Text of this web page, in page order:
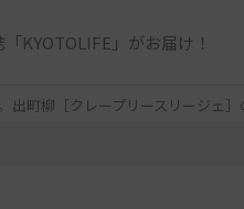
KYOTOLIFE」がお届け！
出町柳［クレープリースリージェ